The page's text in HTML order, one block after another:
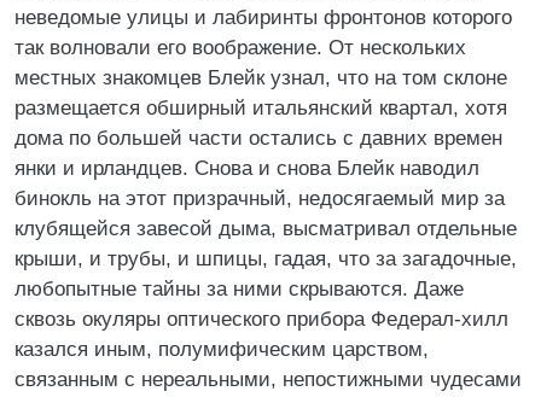
неведомые улицы и лабиринты фронтонов которого
так волновали его воображение. От нескольких
местных знакомцев Блейк узнал, что на том склоне
размещается обширный итальянский квартал, хотя
дома по большей части остались с давних времен
янки и ирландцев. Снова и снова Блейк наводил
бинокль на этот призрачный, недосягаемый мир за
клубящейся завесой дыма, высматривал отдельные
крыши, и трубы, и шпицы, гадая, что за загадочные,
любопытные тайны за ними скрываются. Даже
сквозь окуляры оптического прибора Федерал-хилл
казался иным, полумифическим царством,
связанным с нереальными, непостижными чудесами